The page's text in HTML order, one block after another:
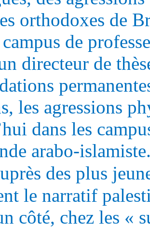
orthodoxes de
de
directeur de
les agressions
dans les
arabo-
des plus
le narratif
côté, chez les «